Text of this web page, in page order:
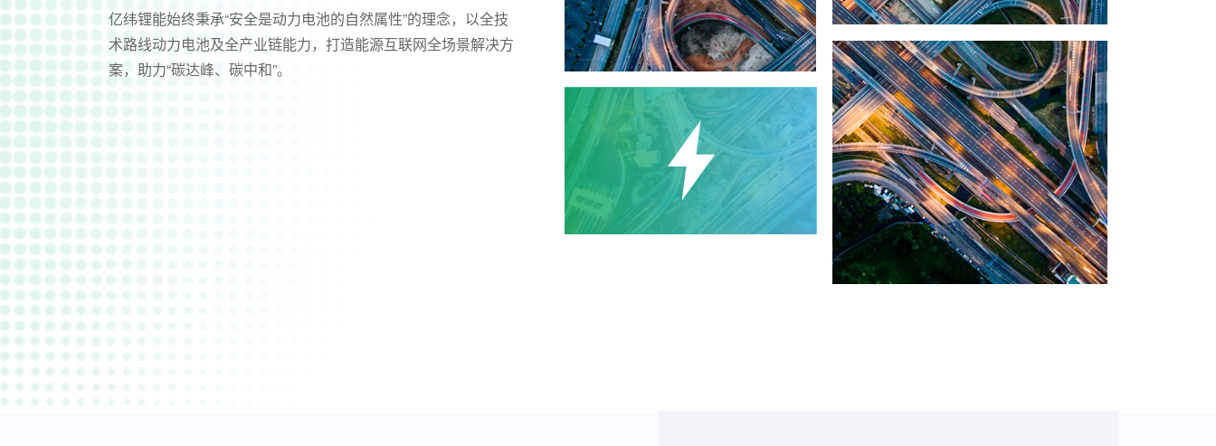
亿纬锂能始终秉承“安全是动力电池的自然属性”的理念，以全技
术路线动力电池及全产业链能力，打造能源互联网全场景解决方
案，助力“碳达峰、碳中和”。